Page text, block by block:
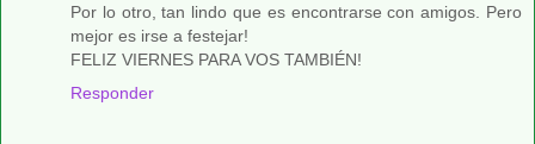
Por lo otro, tan lindo que es encontrarse con amigos. Pero
mejor es irse a festejar!
FELIZ VIERNES PARA VOS TAMBIÉN!
Responder